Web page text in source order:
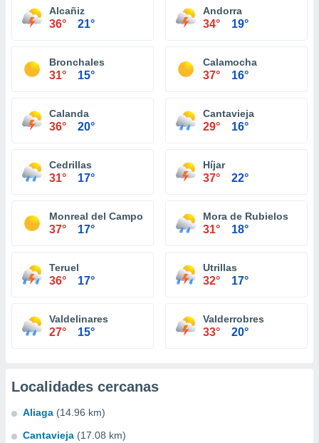
Alcañiz
36° 21°
Andorra
34° 19°
Bronchales
31° 15°
Calamocha
37° 16°
Calanda
36° 20°
Cantavieja
29° 16°
Cedrillas
31° 17°
Híjar
37° 22°
Monreal del Campo
37° 17°
Mora de Rubielos
31° 18°
Teruel
36° 17°
Utrillas
32° 17°
Valdelinares
27° 15°
Valderrobres
33° 20°
Localidades cercanas
Aliaga (14.96 km)
Cantavieja (17.08 km)